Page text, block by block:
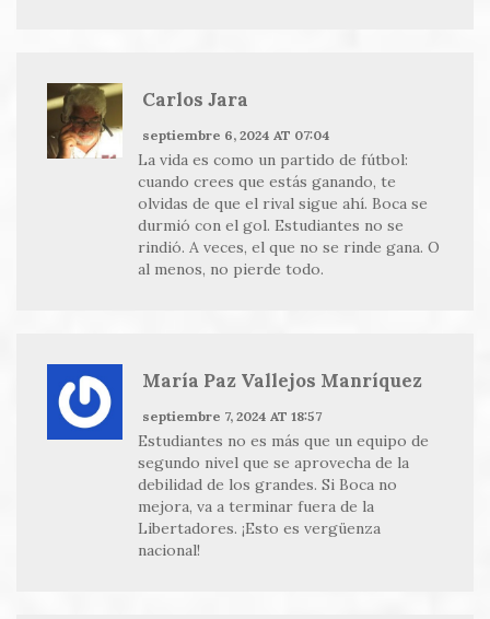
Carlos Jara
septiembre 6, 2024 AT 07:04
La vida es como un partido de fútbol:
cuando crees que estás ganando, te
olvidas de que el rival sigue ahí. Boca se
durmió con el gol. Estudiantes no se
rindió. A veces, el que no se rinde gana. O
al menos, no pierde todo.
María Paz Vallejos Manríquez
septiembre 7, 2024 AT 18:57
Estudiantes no es más que un equipo de
segundo nivel que se aprovecha de la
debilidad de los grandes. Si Boca no
mejora, va a terminar fuera de la
Libertadores. ¡Esto es vergüenza
nacional!